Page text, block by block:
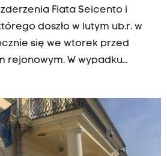
Fiata Seicento i
doszło w lutym ub.r. w
się we wtorek przed
rejonowym. W wypadku
Prokuratura oskarżyła
wypadku. Mężczyzna nie
PAP dowiedziała się w